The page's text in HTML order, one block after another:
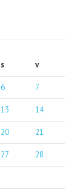
s v
6 7
13 14
20 21
27 28